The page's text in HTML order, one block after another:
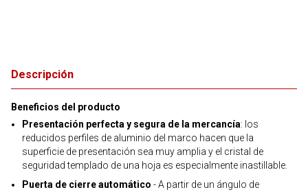
Descripción
Beneficios del producto
Presentación perfecta y segura de la mercancía: los
reducidos perfiles de aluminio del marco hacen que la
superficie de presentación sea muy amplia y el cristal de
seguridad templado de una hoja es especialmente inastillable.
Puerta de cierre automático - A partir de un ángulo de